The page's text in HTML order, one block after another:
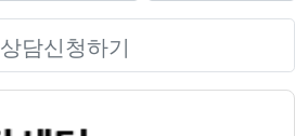
상담신청하기